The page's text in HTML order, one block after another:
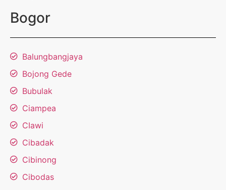
Bogor
Balungbangjaya
Bojong Gede
Bubulak
Ciampea
CIawi
Cibadak
Cibinong
Cibodas